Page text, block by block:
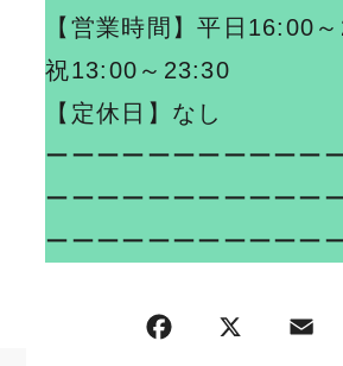
【営業時間】平日16:00
祝13:00～23:30
【定休日】なし
ーーーーーーーーーーー
ーーーーーーーーーーー
ーーーーーーーーーーー